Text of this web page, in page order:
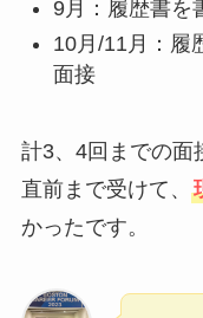
9月：履歴書
10月/11月：履
面接
計3、4回までの面
直前まで受けて、
かったです。